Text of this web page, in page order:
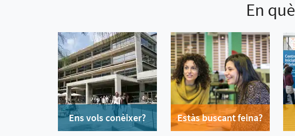
En
Ens vols conèixer? Estàs buscant feina?